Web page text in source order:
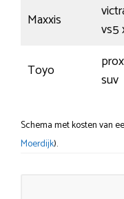
Maxxis
vs5
Toyo
suv
Schema met kosten van
Moerdijk).